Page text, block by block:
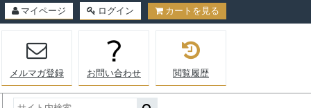
マイページ ログイン カートを見る
メルマガ登録 お問い合わせ 閲覧履歴